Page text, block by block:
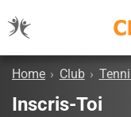
Home › Club ›
Inscris-Toi